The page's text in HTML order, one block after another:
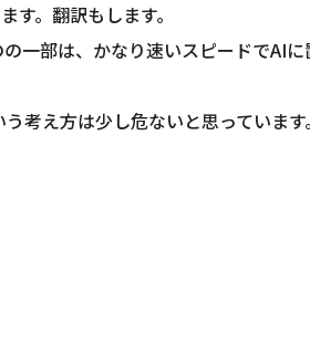
す。翻訳もします。
一部は、かなり速いスピードでAIに
考え方は少し危ないと思っています。